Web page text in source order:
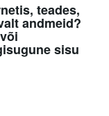
teades,
andmeid?
sisu